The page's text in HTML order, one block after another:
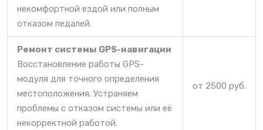
некомфортной ездой или полным
отказом педалей.
Ремонт системы GPS-навигации
Восстановление работы GPS-
модуля для точного определения
местоположения. Устраняем
проблемы с отказом системы или её
некорректной работой.
от 2500 руб.